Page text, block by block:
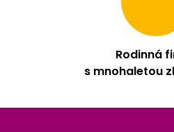
Rodinná
s mnohaletou